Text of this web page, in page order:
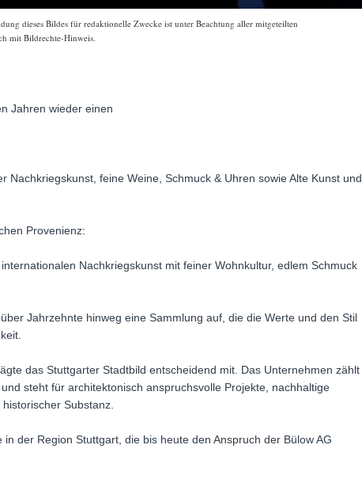
dieses Bildes für redaktionelle Zwecke ist unter Beachtung aller mitgeteilten
mit Bildrechte-Hinweis.
Jahren wieder einen
feine Weine, Schmuck & Uhren sowie Alte Kunst und
Provenienz:
Nachkriegskunst mit feiner Wohnkultur, edlem Schmuck
Jahrzehnte hinweg eine Sammlung auf, die die Werte und den Stil
das Stuttgarter Stadtbild entscheidend mit. Das Unternehmen zählt
steht für architektonisch anspruchsvolle Projekte, nachhaltige
Substanz.
der Region Stuttgart, die bis heute den Anspruch der Bülow AG